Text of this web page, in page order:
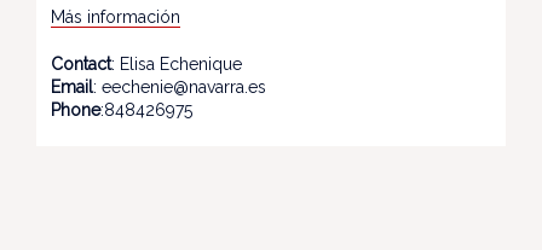
Más información
Contact: Elisa Echenique
Email: eechenie@navarra.es
Phone:848426975